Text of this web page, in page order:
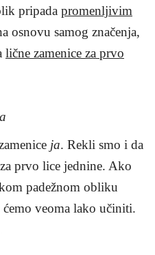
pripada promenljivim
osnovu samog značenja,
lične zamenice za prvo
ja. Rekli smo i da
prvo lice jednine. Ako
padežnom obliku
ćemo veoma lako učiniti.